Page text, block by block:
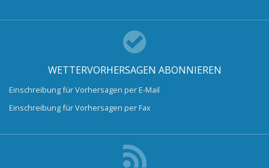
WETTERVORHERSAGEN ABONNIEREN
Einschreibung für Vorhersagen per E-Mail
Einschreibung für Vorhersagen per Fax